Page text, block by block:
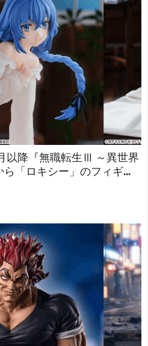
以降『無職転生Ⅲ ～異世界
「ロキシー」のフィギュ